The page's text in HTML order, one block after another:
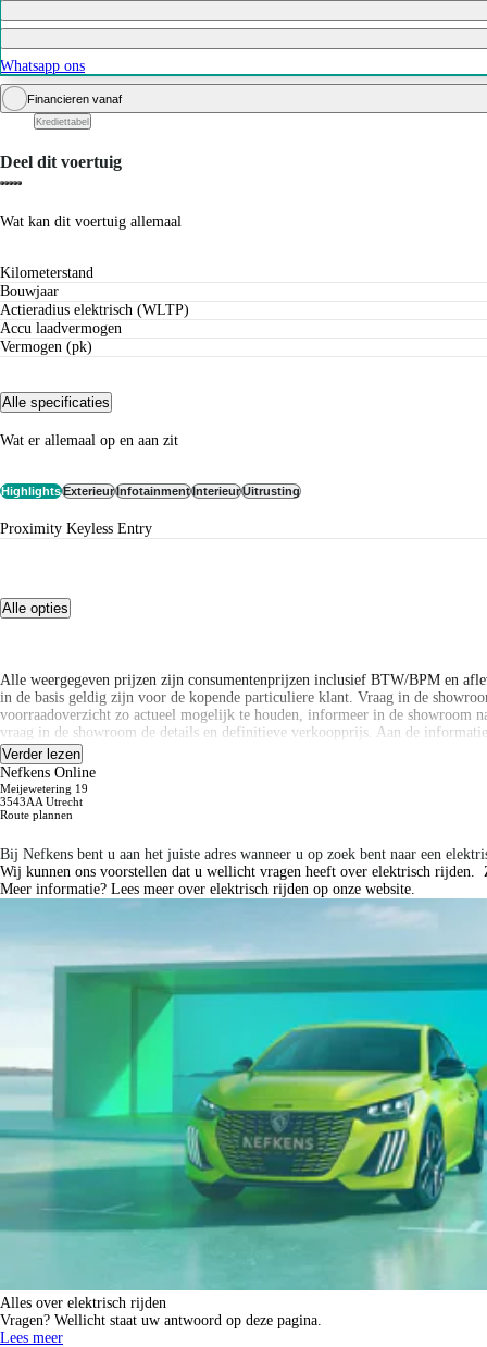
Whatsapp ons
Financieren vanaf
Krediettabel
Deel dit voertuig
Wat kan dit voertuig allemaal
Kilometerstand
Bouwjaar
Actieradius elektrisch (WLTP)
Accu laadvermogen
Vermogen (pk)
Alle specificaties
Wat er allemaal op en aan zit
HighlightsExterieurInfotainmentInterieurUitrusting
Proximity Keyless Entry
Alle opties
Alle weergegeven prijzen zijn consumentenprijzen inclusief BTW/BPM en
in de basis geldig zijn voor de kopende particuliere klant. Vraag in de
voorraadoverzicht zo actueel mogelijk te houden, informeer in de showroom
vraag in de showroom de details en definitieve verkoopprijs. Aan de
Alle weergegeven prijzen zijn consumentenprijzen inclusief BTW/BPM en
in de basis geldig zijn voor de kopende particuliere klant. Vraag in de
voorraadoverzicht zo actueel mogelijk te houden, informeer in de showroom
vraag in de showroom de details en definitieve verkoopprijs. Aan de
Disclaimer: LET OP: Getoonde afbeeldingen kunnen afwijken van de
Verder lezen
Nefkens Online
Meijewetering 19
3543AA Utrecht
Route plannen
Bij Nefkens bent u aan het juiste adres wanneer u op zoek bent naar een
Wij kunnen ons voorstellen dat u wellicht vragen heeft over elektrisch rijden.
Meer informatie? Lees meer over elektrisch rijden op onze website.
Alles over elektrisch rijden
Vragen? Wellicht staat uw antwoord op deze pagina.
Lees meer